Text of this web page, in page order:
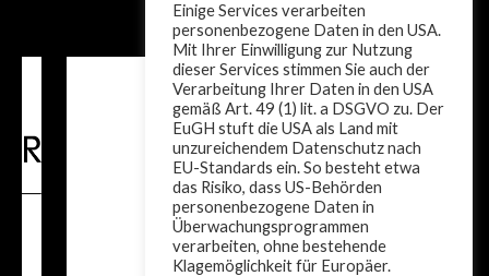
Einige Services verarbeiten
personenbezogene Daten in den USA.
Mit Ihrer Einwilligung zur Nutzung
dieser Services stimmen Sie auch der
Verarbeitung Ihrer Daten in den USA
gemäß Art. 49 (1) lit. a DSGVO zu. Der
EuGH stuft die USA als Land mit
unzureichendem Datenschutz nach
EU-Standards ein. So besteht etwa
das Risiko, dass US-Behörden
personenbezogene Daten in
Überwachungsprogrammen
verarbeiten, ohne bestehende
Klagemöglichkeit für Europäer.